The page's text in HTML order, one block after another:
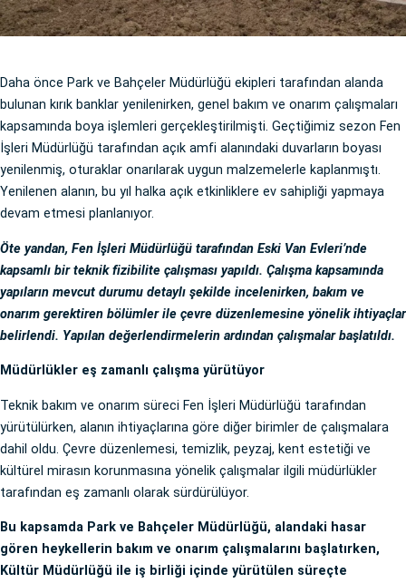
Daha önce Park ve Bahçeler Müdürlüğü ekipleri tarafından alanda
bulunan kırık banklar yenilenirken, genel bakım ve onarım çalışmaları
kapsamında boya işlemleri gerçekleştirilmişti. Geçtiğimiz sezon Fen
İşleri Müdürlüğü tarafından açık amfi alanındaki duvarların boyası
yenilenmiş, oturaklar onarılarak uygun malzemelerle kaplanmıştı.
Yenilenen alanın, bu yıl halka açık etkinliklere ev sahipliği yapmaya
devam etmesi planlanıyor.
Öte yandan, Fen İşleri Müdürlüğü tarafından Eski Van Evleri’nde
kapsamlı bir teknik fizibilite çalışması yapıldı. Çalışma kapsamında
yapıların mevcut durumu detaylı şekilde incelenirken, bakım ve
onarım gerektiren bölümler ile çevre düzenlemesine yönelik ihtiyaçlar
belirlendi. Yapılan değerlendirmelerin ardından çalışmalar başlatıldı.
Müdürlükler eş zamanlı çalışma yürütüyor
Teknik bakım ve onarım süreci Fen İşleri Müdürlüğü tarafından
yürütülürken, alanın ihtiyaçlarına göre diğer birimler de çalışmalara
dahil oldu. Çevre düzenlemesi, temizlik, peyzaj, kent estetiği ve
kültürel mirasın korunmasına yönelik çalışmalar ilgili müdürlükler
tarafından eş zamanlı olarak sürdürülüyor.
Bu kapsamda Park ve Bahçeler Müdürlüğü, alandaki hasar
gören heykellerin bakım ve onarım çalışmalarını başlatırken,
Kültür Müdürlüğü ile iş birliği içinde yürütülen süreçte